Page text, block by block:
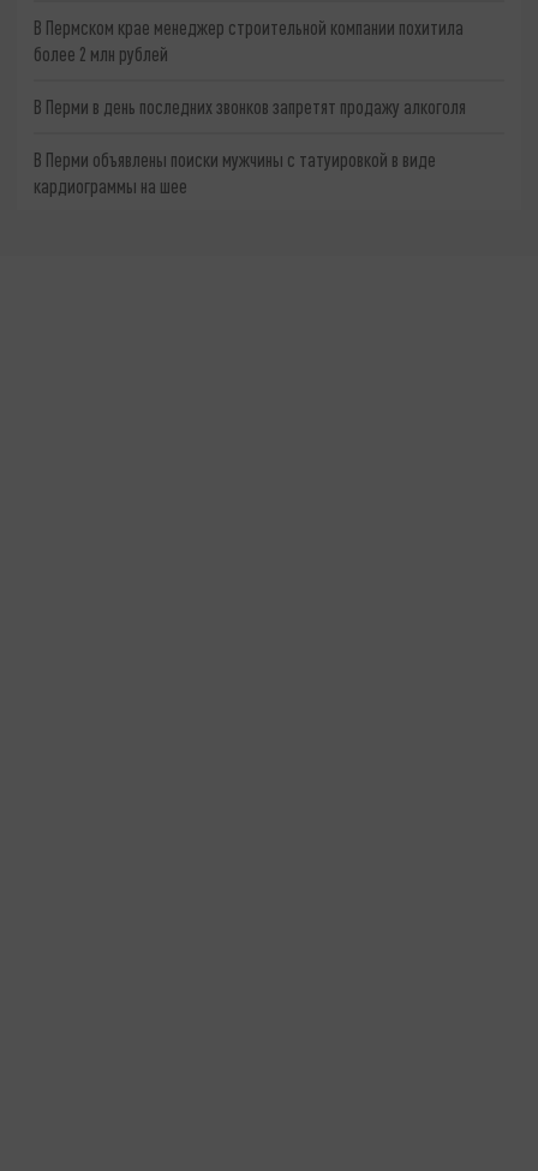
В Пермском крае менеджер строительной компании похитила
более 2 млн рублей
В Перми в день последних звонков запретят продажу алкоголя
В Перми объявлены поиски мужчины с татуировкой в виде
кардиограммы на шее